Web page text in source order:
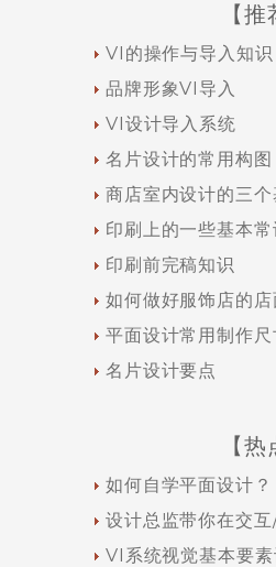
【
VI的操作与导入知识
品牌形象VI导入
VI设计导入系统
名片设计的常用构图
商店室内设计的三
印刷上的一些基本常
印刷前完稿知识
如何做好服饰店的
平面设计常用制作尺
名片设计要点
【
如何自学平面设计？
设计总监带你在交
VI系统视觉基本要